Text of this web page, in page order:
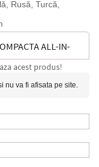
Rusă, Turcă,
ALL-IN-
acest produs!
nu va fi afisata pe site.